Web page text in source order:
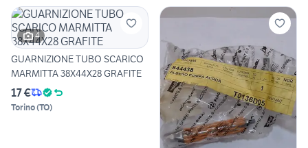
4
GUARNIZIONE TUBO SCARICO
MARMITTA 38X44X28 GRAFITE
17 €
Torino(TO)